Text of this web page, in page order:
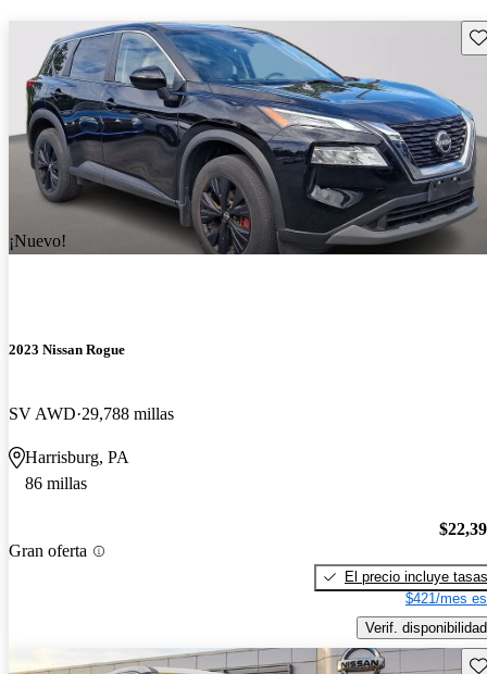
¡Nuevo!
2023 Nissan Rogue
SV AWD 29,788 millas
Harrisburg, PA
86 millas
Gran oferta
El precio incluye tasas
$421/mes
Verif. disponibilidad